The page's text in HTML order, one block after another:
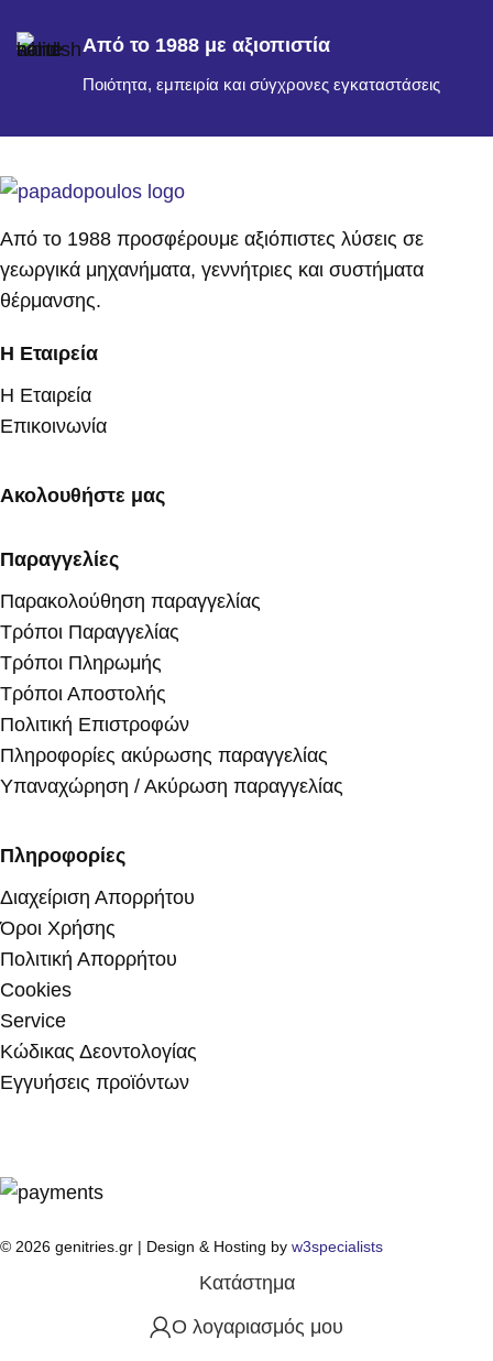
Από το 1988 με αξιοπιστία
Ποιότητα, εμπειρία και σύγχρονες εγκαταστάσεις
Από το 1988 προσφέρουμε αξιόπιστες λύσεις σε
γεωργικά μηχανήματα, γεννήτριες και συστήματα
θέρμανσης.
Η Εταιρεία
Η Εταιρεία
Επικοινωνία
Ακολουθήστε μας
Παραγγελίες
Παρακολούθηση παραγγελίας
Τρόποι Παραγγελίας
Τρόποι Πληρωμής
Τρόποι Αποστολής
Πολιτική Επιστροφών
Πληροφορίες ακύρωσης παραγγελίας
Υπαναχώρηση / Ακύρωση παραγγελίας
Πληροφορίες
Διαχείριση Απορρήτου
Όροι Χρήσης
Πολιτική Απορρήτου
Cookies
Service
Κώδικας Δεοντολογίας
Εγγυήσεις προϊόντων
© 2026 genitries.gr | Design & Hosting by w3specialists
Κατάστημα
Ο λογαριασμός μου